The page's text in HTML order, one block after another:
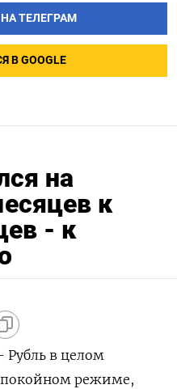
ТЕЛЕГРАМ
В GOOGLE
на
к
- к
Рубль в целом
режиме,